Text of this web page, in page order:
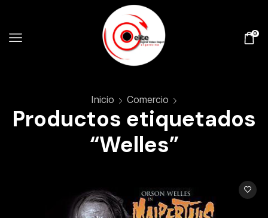
0
Inicio Comercio
Productos etiquetados
“Welles”